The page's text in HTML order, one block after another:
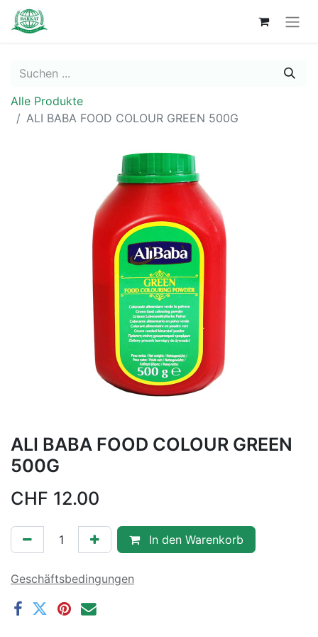
Alle Produkte
ALI BABA FOOD COLOUR GREEN 500G
ALI BABA FOOD COLOUR GREEN
500G
CHF 12.00
In den Warenkorb
Geschäftsbedingungen